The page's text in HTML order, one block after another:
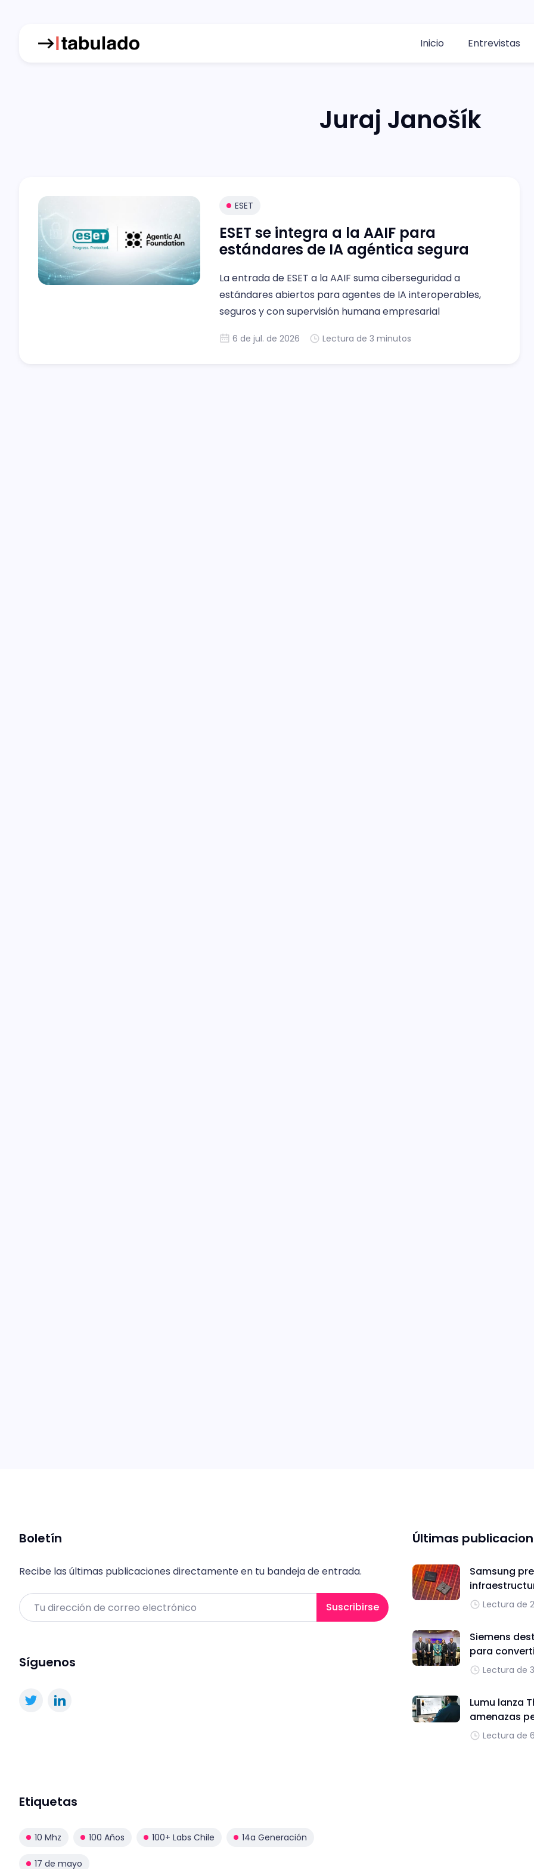
Inicio Entrevistas
Juraj Janošík
ESET
ESET se integra a la AAIF para
estándares de IA agéntica segura
La entrada de ESET a la AAIF suma ciberseguridad a
estándares abiertos para agentes de IA interoperables,
seguros y con supervisión humana empresarial
6 de jul. de 2026 Lectura de 3 minutos
Boletín
Recibe las últimas publicaciones directamente en tu bandeja de entrada.
Email Suscribirse
Síguenos
Últimas
Samsung
Lectura de
Siemens
para
Lectura de
Lumu lanza
amenazas
Lectura de
Etiquetas
10 Mhz 100 Años 100+ Labs Chile 14a Generación
17 de mayo